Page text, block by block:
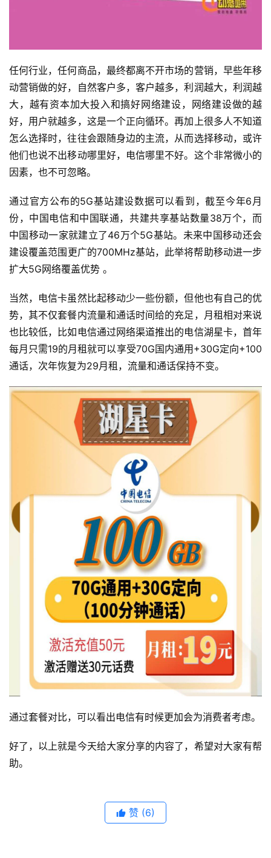
电
信
套
餐
联
套
餐
通
讯
知
热
门
文
章
手
任何行业，任何商品，最终都离不开市场的营销，早些年移
动营销做的好，自然客户多，客户越多，利润越大，利润越
大，越有资本加大投入和搞好网络建设，网络建设做的越
好，用户就越多，这是一个正向循环。再加上很多人不知道
怎么选择时，往往会跟随身边的主流，从而选择移动，或许
他们也说不出移动哪里好，电信哪里不好。这个非常微小的
因素，也不可忽略。
通过官方公布的5G基站建设数据可以看到，截至今年6月
份，中国电信和中国联通，共建共享基站数量38万个，而
中国移动一家就建立了46万个5G基站。未来中国移动还会
建设覆盖范围更广的700MHz基站，此举将帮助移动进一步
扩大5G网络覆盖优势 。
当然，电信卡虽然比起移动少一些份额，但他也有自己的优
势，其不仅套餐内流量和通话时间给的充足，月租相对来说
也比较低，比如电信通过网络渠道推出的电信湖星卡，首年
每月只需19的月租就可以享受70G国内通用+30G定向+100
通话，次年恢复为29月租，流量和通话保持不变。
通过套餐对比，可以看出电信有时候更加会为消费者考虑。
好了，以上就是今天给大家分享的内容了，希望对大家有帮
助。
赞 (6)